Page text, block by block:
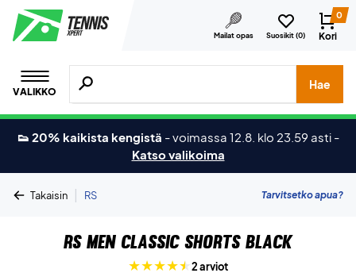
Mailat opas Suosikit (0)
0
Kori
VALIKKO
Hae tuotteita, merkkejä jne.
Hae
👟 20% kaikista kengistä -voimassa 12.8. klo 23.59 asti -
Katso valikoima
Takaisin | RS Tarvitsetko apua?
RS Men Classic Shorts Black
2 arviot